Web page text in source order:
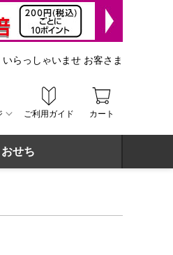
ご利用ガイド カート
いらっしゃいませ お客さま
おせち